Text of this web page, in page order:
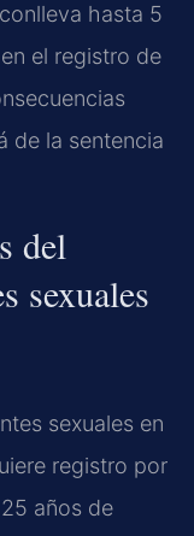
hasta 5
el registro de
de la sentencia
del
sexuales
sexuales en
registro por
años de